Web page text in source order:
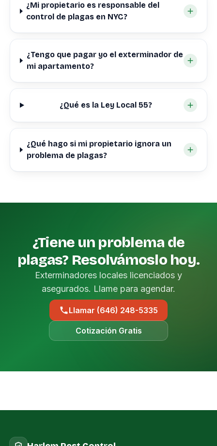
¿Mi propietario es responsable del
control de plagas en NYC?
¿Tengo que pagar yo el exterminador de
mi apartamento?
¿Qué es la Ley Local 55?
¿Qué hago si mi propietario ignora un
problema de plagas?
¿Tiene un problema de
plagas? Resolvámoslo hoy.
Exterminadores locales licenciados y
asegurados. Llame para agendar.
Llamar (646) 248-5335
Cotización Gratis